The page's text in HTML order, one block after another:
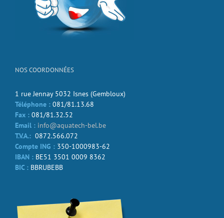
NOS COORDONNÉES
1 rue Jennay 5032 Isnes (Gembloux)
Téléphone : 081/81.13.68
Fax : 081/81.32.52
Email : info@aquatech-bel.be
T.V.A.: 0872.566.072
Compte ING : 350-1000983-62
IBAN : BE51 3501 0009 8362
BIC : BBRUBEBB